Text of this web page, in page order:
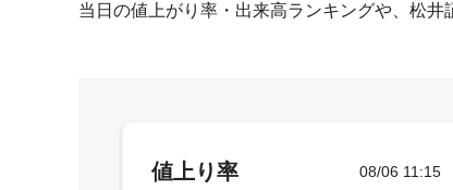
当日の値上がり率・出来高ランキングや、松井